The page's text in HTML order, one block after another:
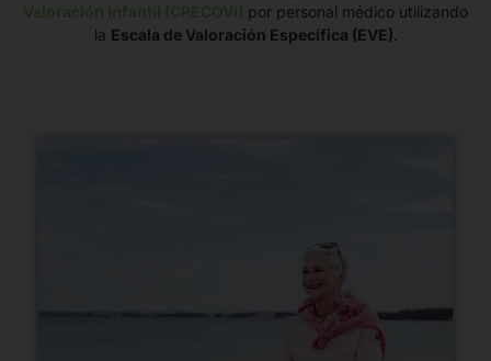
por personal médico utilizando
la Escala de Valoración Específica (EVE)